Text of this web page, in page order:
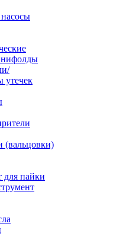
утечек
(вальцовки)
для пайки